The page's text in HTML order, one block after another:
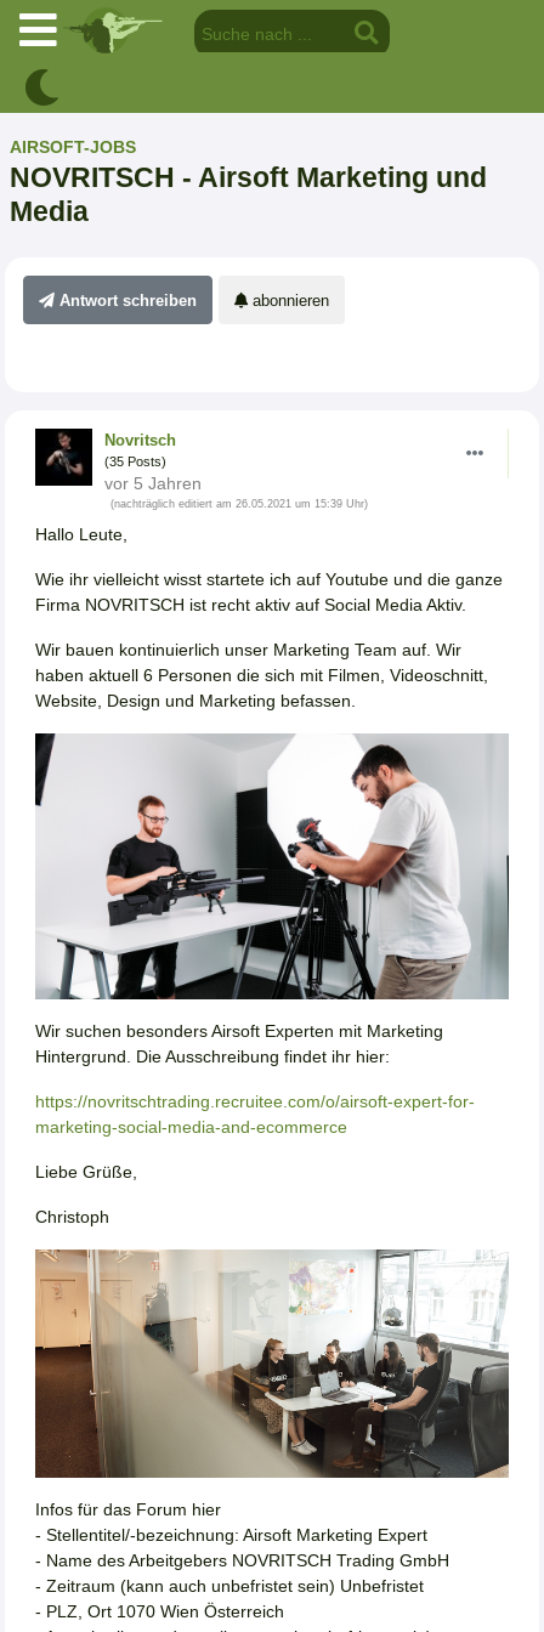
AIRSOFT-JOBS
NOVRITSCH - Airsoft Marketing und
Media
Antwort schreiben abonnieren
Novritsch
(35 Posts)
vor 5 Jahren
(nachträglich editiert am 26.05.2021 um 15:39 Uhr)
Hallo Leute,
Wie ihr vielleicht wisst startete ich auf Youtube und die ganze
Firma NOVRITSCH ist recht aktiv auf Social Media Aktiv.
Wir bauen kontinuierlich unser Marketing Team auf. Wir
haben aktuell 6 Personen die sich mit Filmen, Videoschnitt,
Website, Design und Marketing befassen.
Wir suchen besonders Airsoft Experten mit Marketing
Hintergrund. Die Ausschreibung findet ihr hier:
https://novritschtrading.recruitee.com/o/airsoft-expert-for-
marketing-social-media-and-ecommerce
Liebe Grüße,
Christoph
Infos für das Forum hier
- Stellentitel/-bezeichnung: Airsoft Marketing Expert
- Name des Arbeitgebers NOVRITSCH Trading GmbH
- Zeitraum (kann auch unbefristet sein) Unbefristet
- PLZ, Ort 1070 Wien Österreich